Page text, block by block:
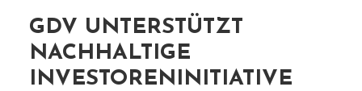
GDV UNTERSTÜTZT
NACHHALTIGE
INVESTORENINITIATIVE